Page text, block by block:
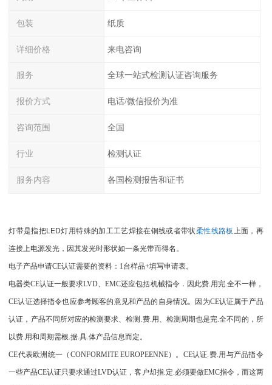
包装 纸质
详细价格 来电咨询
服务 全球一站式检测认证咨询服务
报价方式 电话/微信报价为准
咨询范围 全国
行业 检测认证
服务内容 各国检测报告和证书
灯带是指把LED灯用特殊的加工工艺焊接在铜线或者带状柔性线路板上面，再
连接上电源发光，因其发光时形状如一条光带而得名。
电子产品申请CE认证需要的资料：1台样品+填写申请表。
电器类CE认证一般要求LVD、EMC还应包括机械指令．因此费.用完.全不一样，
CE认证选择指令也应参考顾客的意见和产品的自身情况。因为CE认证属于产品
认证，产品不同所对应的检测要求、检测.费.用、检测周期也是完.全不同的，所
以费.用和周期需根.据.具.体产品信息而定。
CE代表欧洲统一（CONFORMITE EUROPEENNE）。CE认证.费.用与产品指令
一些产品CE认证只要求通过LVD认证，客户却指.定.必须要做EMC指令，而这两